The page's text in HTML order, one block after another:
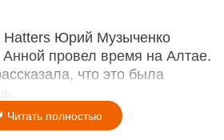
Hatters Юрий Музыченко
Анной провел время на Алтае.
что это была
Читать полностью